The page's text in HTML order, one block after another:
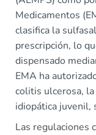
Medicamentos
clasifica la
prescripción, lo
dispensado
EMA ha
colitis ulcerosa,
idiopática juvenil,
Las regulaciones